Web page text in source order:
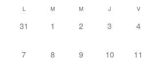
Calendrier
de
Évènements
L M M J V
0 évènement,
31 0 évènement,
1 0 évènement,
2 0 évènement,
3 0
4
0 évènement,
7 0 évènement,
8 0 évènement,
9 0 évènement,
10 0
11